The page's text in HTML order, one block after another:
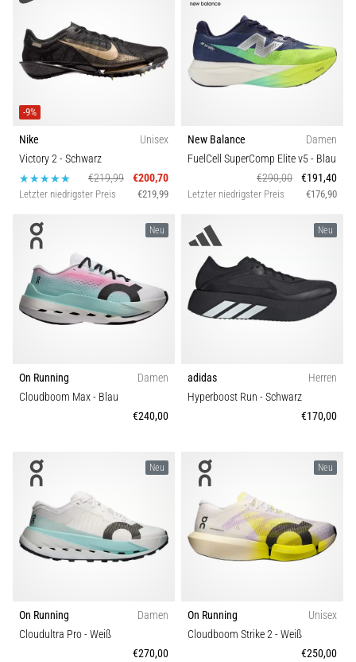
-9%
Nike
Unisex
Victory 2- Schwarz
€219,99
€200,70
Letzter niedrigster Preis €219,99
New Balance
Damen
FuelCell SuperComp Elite v5- Blau
€290,00
€191,40
Letzter niedrigster Preis €176,90
Neu
On Running
Damen
Cloudboom Max- Blau
€240,00
Neu
adidas
Herren
Hyperboost Run - Schwarz
€170,00
Neu
On Running
Damen
Cloudultra Pro- Weiß
€270,00
Neu
On Running
Unisex
Cloudboom Strike 2- Weiß
€250,00